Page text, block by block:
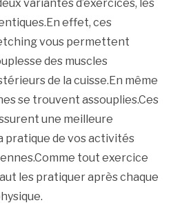
variantes d’exercices, les
effet, ces
vous permettent
des muscles
de la cuisse.En même
se trouvent assouplies.Ces
une meilleure
pratique de vos activités
tout exercice
les pratiquer après chaque